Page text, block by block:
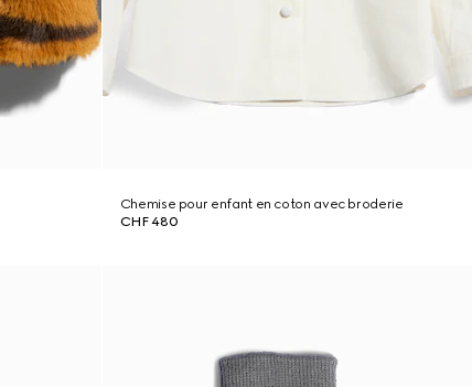
Chemise pour enfant en coton avec broderie
CHF 480